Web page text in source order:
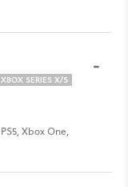
XBOX SERIES X/S
Xbox One,
-